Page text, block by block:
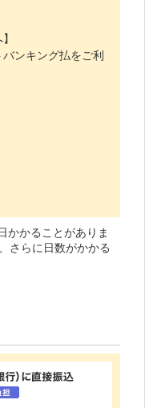
ンキング払をご利
かかることがありま
さらに日数がかかる